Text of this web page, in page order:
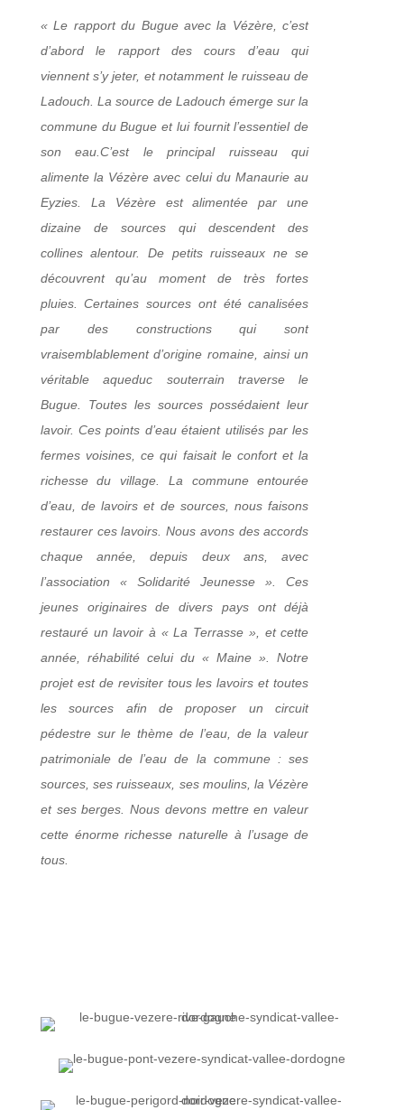
« Le rapport du Bugue avec la Vézère, c’est
d’abord le rapport des cours d’eau qui
viennent s’y jeter, et notamment le ruisseau de
Ladouch. La source de Ladouch émerge sur la
commune du Bugue et lui fournit l’essentiel de
son eau.C’est le principal ruisseau qui
alimente la Vézère avec celui du Manaurie au
Eyzies. La Vézère est alimentée par une
dizaine de sources qui descendent des
collines alentour. De petits ruisseaux ne se
découvrent qu’au moment de très fortes
pluies. Certaines sources ont été canalisées
par des constructions qui sont
vraisemblablement d’origine romaine, ainsi un
véritable aqueduc souterrain traverse le
Bugue. Toutes les sources possédaient leur
lavoir. Ces points d’eau étaient utilisés par les
fermes voisines, ce qui faisait le confort et la
richesse du village. La commune entourée
d’eau, de lavoirs et de sources, nous faisons
restaurer ces lavoirs. Nous avons des accords
chaque année, depuis deux ans, avec
l’association « Solidarité Jeunesse ». Ces
jeunes originaires de divers pays ont déjà
restauré un lavoir à « La Terrasse », et cette
année, réhabilité celui du « Maine ». Notre
projet est de revisiter tous les lavoirs et toutes
les sources afin de proposer un circuit
pédestre sur le thème de l’eau, de la valeur
patrimoniale de l’eau de la commune : ses
sources, ses ruisseaux, ses moulins, la Vézère
et ses berges. Nous devons mettre en valeur
cette énorme richesse naturelle à l’usage de
tous.